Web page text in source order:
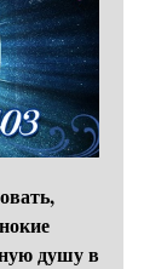
душу в